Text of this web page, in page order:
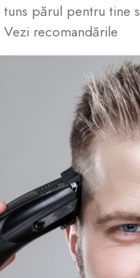
părul pentru
recomandările